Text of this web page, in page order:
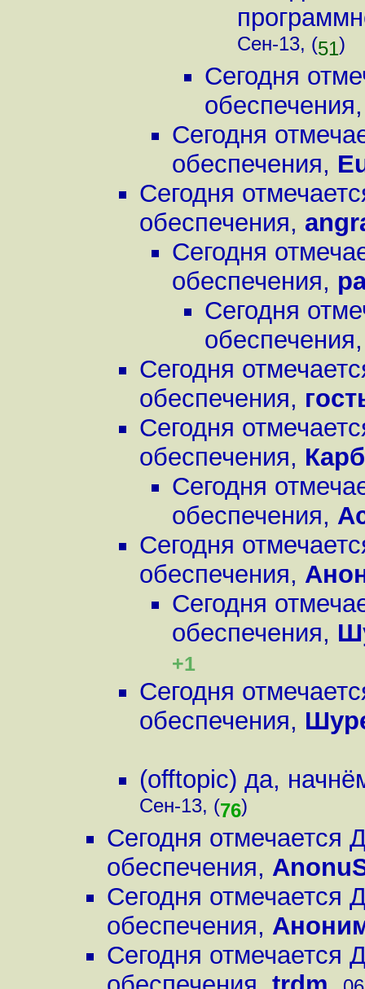
Сен-13, (51)
Сегодня
обеспечения
Сегодня
обеспечения,
Сегодня
обеспечения,
Сегодня
обеспечения,
Сегодня
обеспечения
Сегодня
обеспечения,
Сегодня
обеспечения,
Сегодня
обеспечения,
Сегодня
обеспечения,
Сегодня
обеспечения,
+1
Сегодня
обеспечения,
(offtopic) да,
Сен-13, (76)
Сегодня отмечается
обеспечения,
Сегодня отмечается
обеспечения,
Сегодня отмечается